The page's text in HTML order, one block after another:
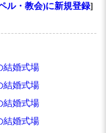
ル・教会)に新規登録]
結婚式場
結婚式場
結婚式場
結婚式場